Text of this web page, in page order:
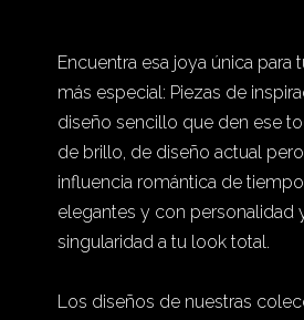
Encuentra esa joya única para
más especial: Piezas de
diseño sencillo que den ese
de brillo, de diseño actual
influencia romántica de
elegantes y con personalidad
singularidad a tu look total.
Los diseños de nuestras